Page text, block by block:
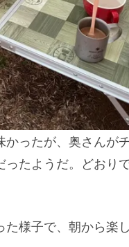
ったが、奥さんが
たようだ。どおり
様子で、朝から楽